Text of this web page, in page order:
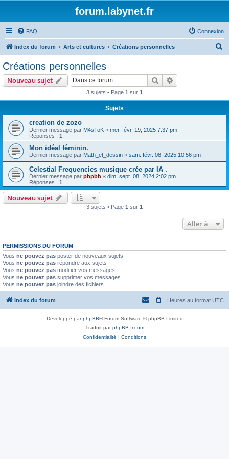
forum.labynet.fr
FAQ Connexion
Index du forum Arts et cultures Créations personnelles
Créations personnelles
Nouveau sujet Rechercher
3 sujets • Page 1 sur 1
Sujets
creation de zozo
Dernier message par M4sToK « mer. févr. 19, 2025 7:37 pm
Réponses : 1
Mon idéal féminin.
Dernier message par Math_et_dessin « sam. févr. 08, 2025 10:56 pm
Celestial Frequencies musique crée par IA .
Dernier message par phpbb « dim. sept. 08, 2024 2:02 pm
Réponses : 1
Nouveau sujet
3 sujets • Page 1 sur 1
Aller à
PERMISSIONS DU FORUM
Vous ne pouvez pas poster de nouveaux sujets
Vous ne pouvez pas répondre aux sujets
Vous ne pouvez pas modifier vos messages
Vous ne pouvez pas supprimer vos messages
Vous ne pouvez pas joindre des fichiers
Index du forum Heures au format UTC
Développé parphpBB® Forum Software © phpBB Limited
Traduit parphpBB-fr.com
Confidentialité | Conditions